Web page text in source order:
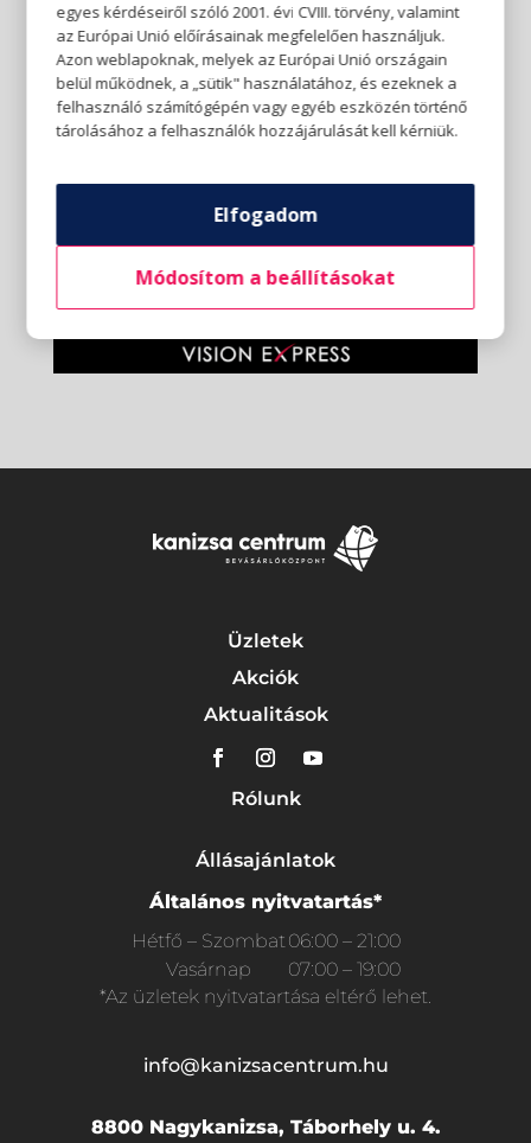
Üzletek
Akciók
Aktualitások
Rólunk
Állásajánlatok
Általános nyitvatartás*
Hétfő – Szombat06:00 – 21:00
Vasárnap
07:00 – 19:00
*Az üzletek nyitvatartása eltérő lehet.
info@kanizsacentrum.hu
8800 Nagykanizsa, Táborhely u. 4.
egyes kérdéseiről szóló 2001. évi CVIII. törvény, valamint
az Európai Unió előírásainak megfelelően használjuk.
Azon weblapoknak, melyek az Európai Unió országain
belül működnek, a „sütik" használatához, és ezeknek a
felhasználó számítógépén vagy egyéb eszközén történő
tárolásához a felhasználók hozzájárulását kell kérniük.
Elfogadom
Módosítom a beállításokat